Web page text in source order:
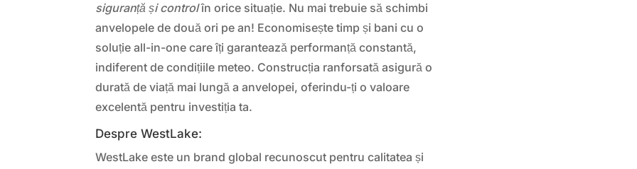
siguranță și controlîn orice situație. Nu mai trebuie să schimbi
anvelopele de două ori pe an! Economisește timp și bani cu o
soluție all-in-one care îți garantează performanță constantă,
indiferent de condițiile meteo. Construcția ranforsată asigură o
durată de viață mai lungă a anvelopei, oferindu-ți o valoare
excelentă pentru investiția ta.
Despre WestLake:
WestLake este un brand global recunoscut pentru calitatea și